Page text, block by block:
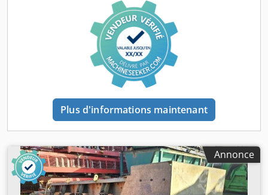
Plus d'informations maintenant
Annonce